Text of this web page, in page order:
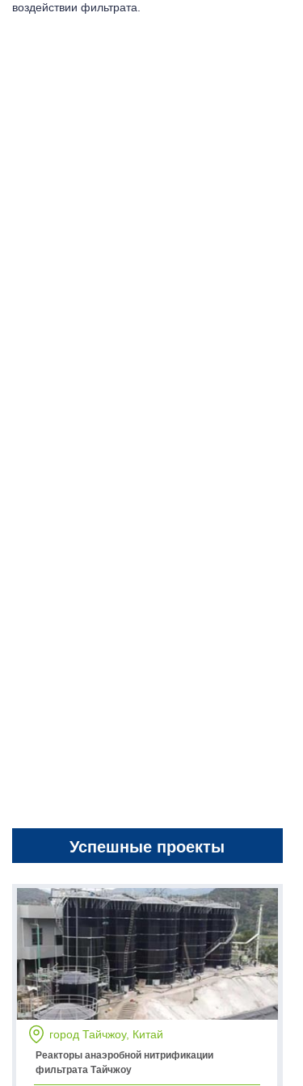
Успешные проекты
город Тайчжоу, Китай
Реакторы анаэробной нитрификации
фильтрата Тайчжоу
воздействии фильтрата.